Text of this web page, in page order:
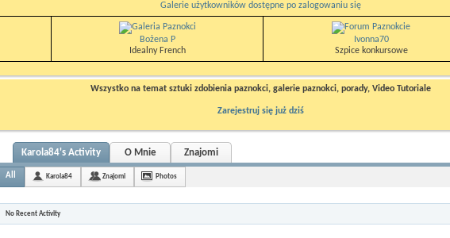
Galerie użytkowników dostępne po zalogowaniu się
Bożena P
Idealny French
Ivonna70
Szpice konkursowe
Wszystko na temat sztuki zdobienia paznokci, galerie paznokci, porady, Video Tutoriale
Zarejestruj się już dziś
Karola84's Activity O Mnie Znajomi
All Karola84 Znajomi Photos
No Recent Activity